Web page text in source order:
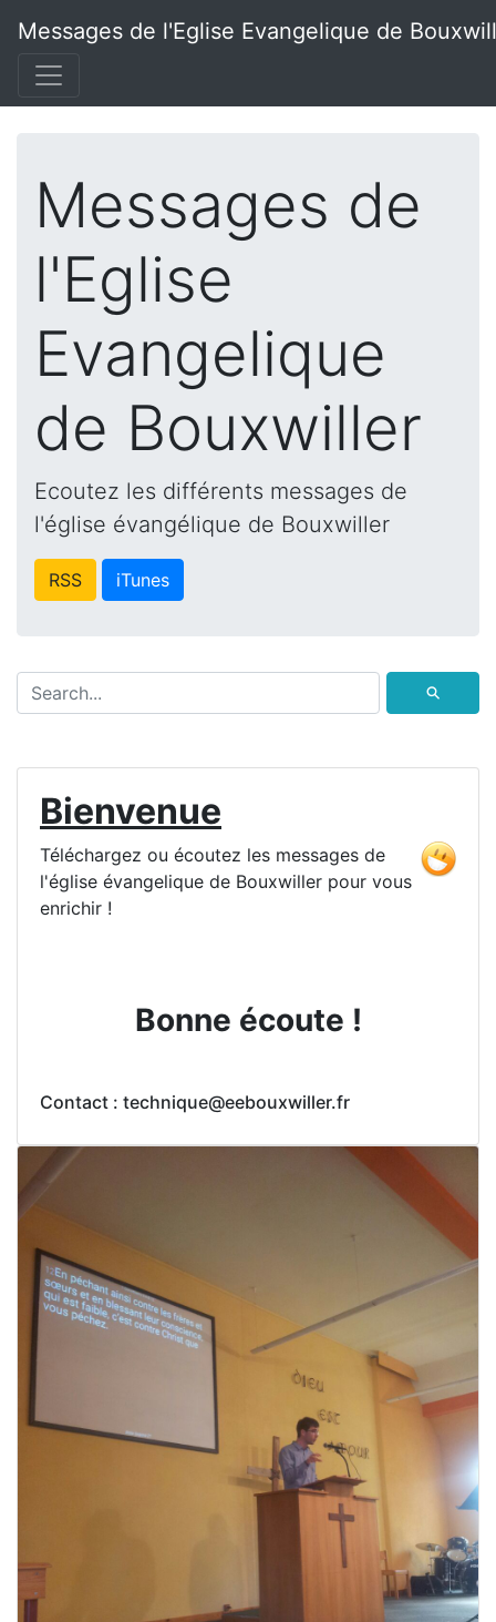
Messages de l'Eglise Evangelique de
Messages de
l'Eglise
Evangelique
de Bouxwiller
Ecoutez les différents messages de
l'église évangélique de Bouxwiller
RSS iTunes
⚲
Bienvenue
Téléchargez ou écoutez les messages de
l'église évangelique de Bouxwiller pour vous
enrichir !
Bonne écoute !
Contact : technique@eebouxwiller.fr